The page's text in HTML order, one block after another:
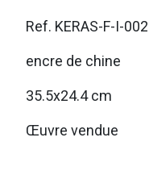
Ref. KERAS-F-I-002
encre de chine
35.5x24.4 cm
Œuvre vendue